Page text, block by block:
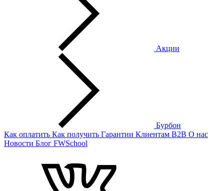
Акции
Бурбон
Как оплатить Как получить Гарантии Клиентам B2B О нас
Новости Блог FWSchool